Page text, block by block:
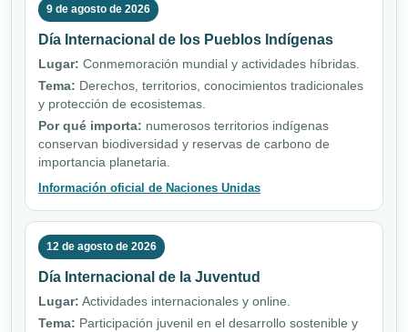
9 de agosto de 2026
Día Internacional de los Pueblos Indígenas
Lugar: Conmemoración mundial y actividades híbridas.
Tema: Derechos, territorios, conocimientos tradicionales
y protección de ecosistemas.
Por qué importa: numerosos territorios indígenas
conservan biodiversidad y reservas de carbono de
importancia planetaria.
Información oficial de Naciones Unidas
12 de agosto de 2026
Día Internacional de la Juventud
Lugar: Actividades internacionales y online.
Tema: Participación juvenil en el desarrollo sostenible y